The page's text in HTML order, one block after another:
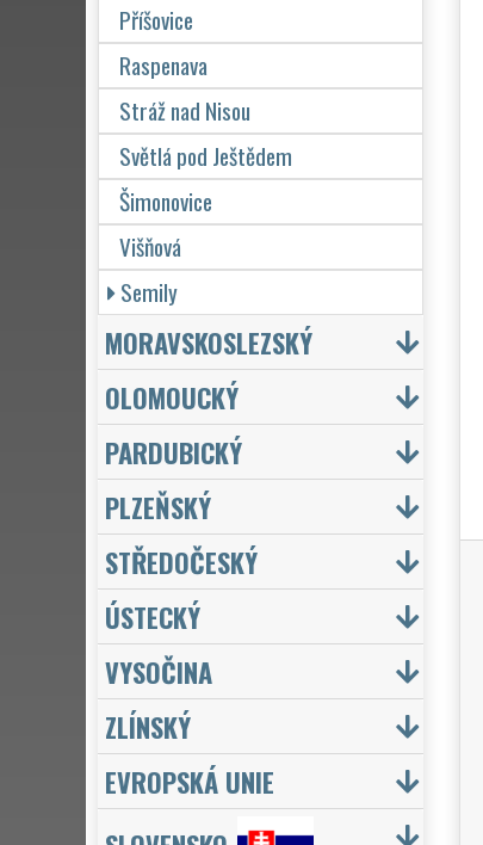
Příšovice
Raspenava
Stráž nad Nisou
Světlá pod Ještědem
Šimonovice
Višňová
Semily
MORAVSKOSLEZSKÝ
OLOMOUCKÝ
PARDUBICKÝ
PLZEŇSKÝ
STŘEDOČESKÝ
ÚSTECKÝ
VYSOČINA
ZLÍNSKÝ
EVROPSKÁ UNIE